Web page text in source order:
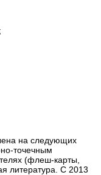
на следующих
точечным
(флеш-карты,
литература. С 2013